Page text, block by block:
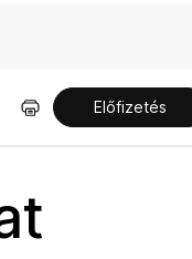
Előfizetés